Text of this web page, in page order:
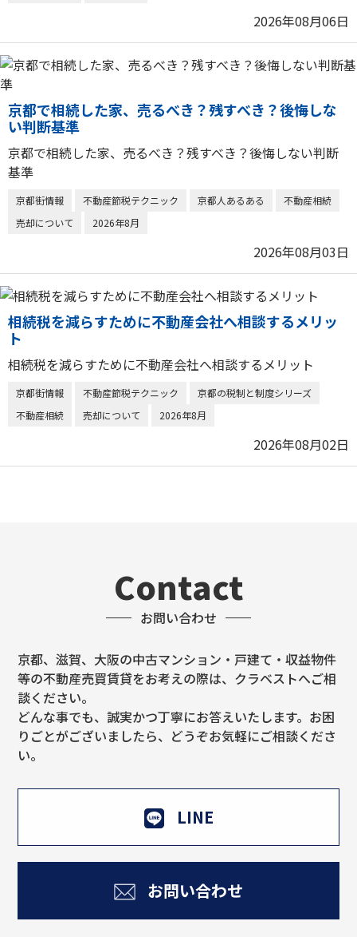
2026年08月06日
京都で相続した家、売るべき？残すべき？後悔しな
い判断基準
京都で相続した家、売るべき？残すべき？後悔しない判断
基準
京都街情報 不動産節税テクニック 京都人あるある
不動産相続
売却について
2026年8月
2026年08月03日
相続税を減らすために不動産会社へ相談するメリッ
ト
相続税を減らすために不動産会社へ相談するメリット
京都街情報 不動産節税テクニック
京都の税制と制度シリーズ
不動産相続
売却について 2026年8月
2026年08月02日
Contact
お問い合わせ
京都、滋賀、大阪の中古マンション・戸建て・収益物件
等の不動産売買賃貸をお考えの際は、クラベストへご相
談ください。
どんな事でも、誠実かつ丁寧にお答えいたします。お困
りごとがございましたら、どうぞお気軽にご相談くださ
い。
LINE
お問い合わせ